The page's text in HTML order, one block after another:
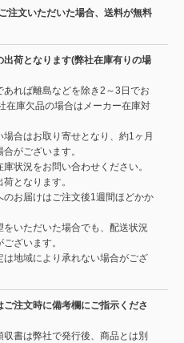
注文いただいた場合、送料が無料
出荷となります(弊社在庫有りの場
あれば離島などを除き2～3日でお
在庫欠品の場合はメーカー在庫対
場合はお取り寄せとなり、約1ヶ月
がございます。
状況をお問い合わせください。
となります。
お届けはご注文後1週間ほどかか
をいただいた場合でも、配送状況
ざいます。
は地域により承れない場合がござ
注文時に備考欄にご指示くださ
収書は弊社で発行後、商品とは別